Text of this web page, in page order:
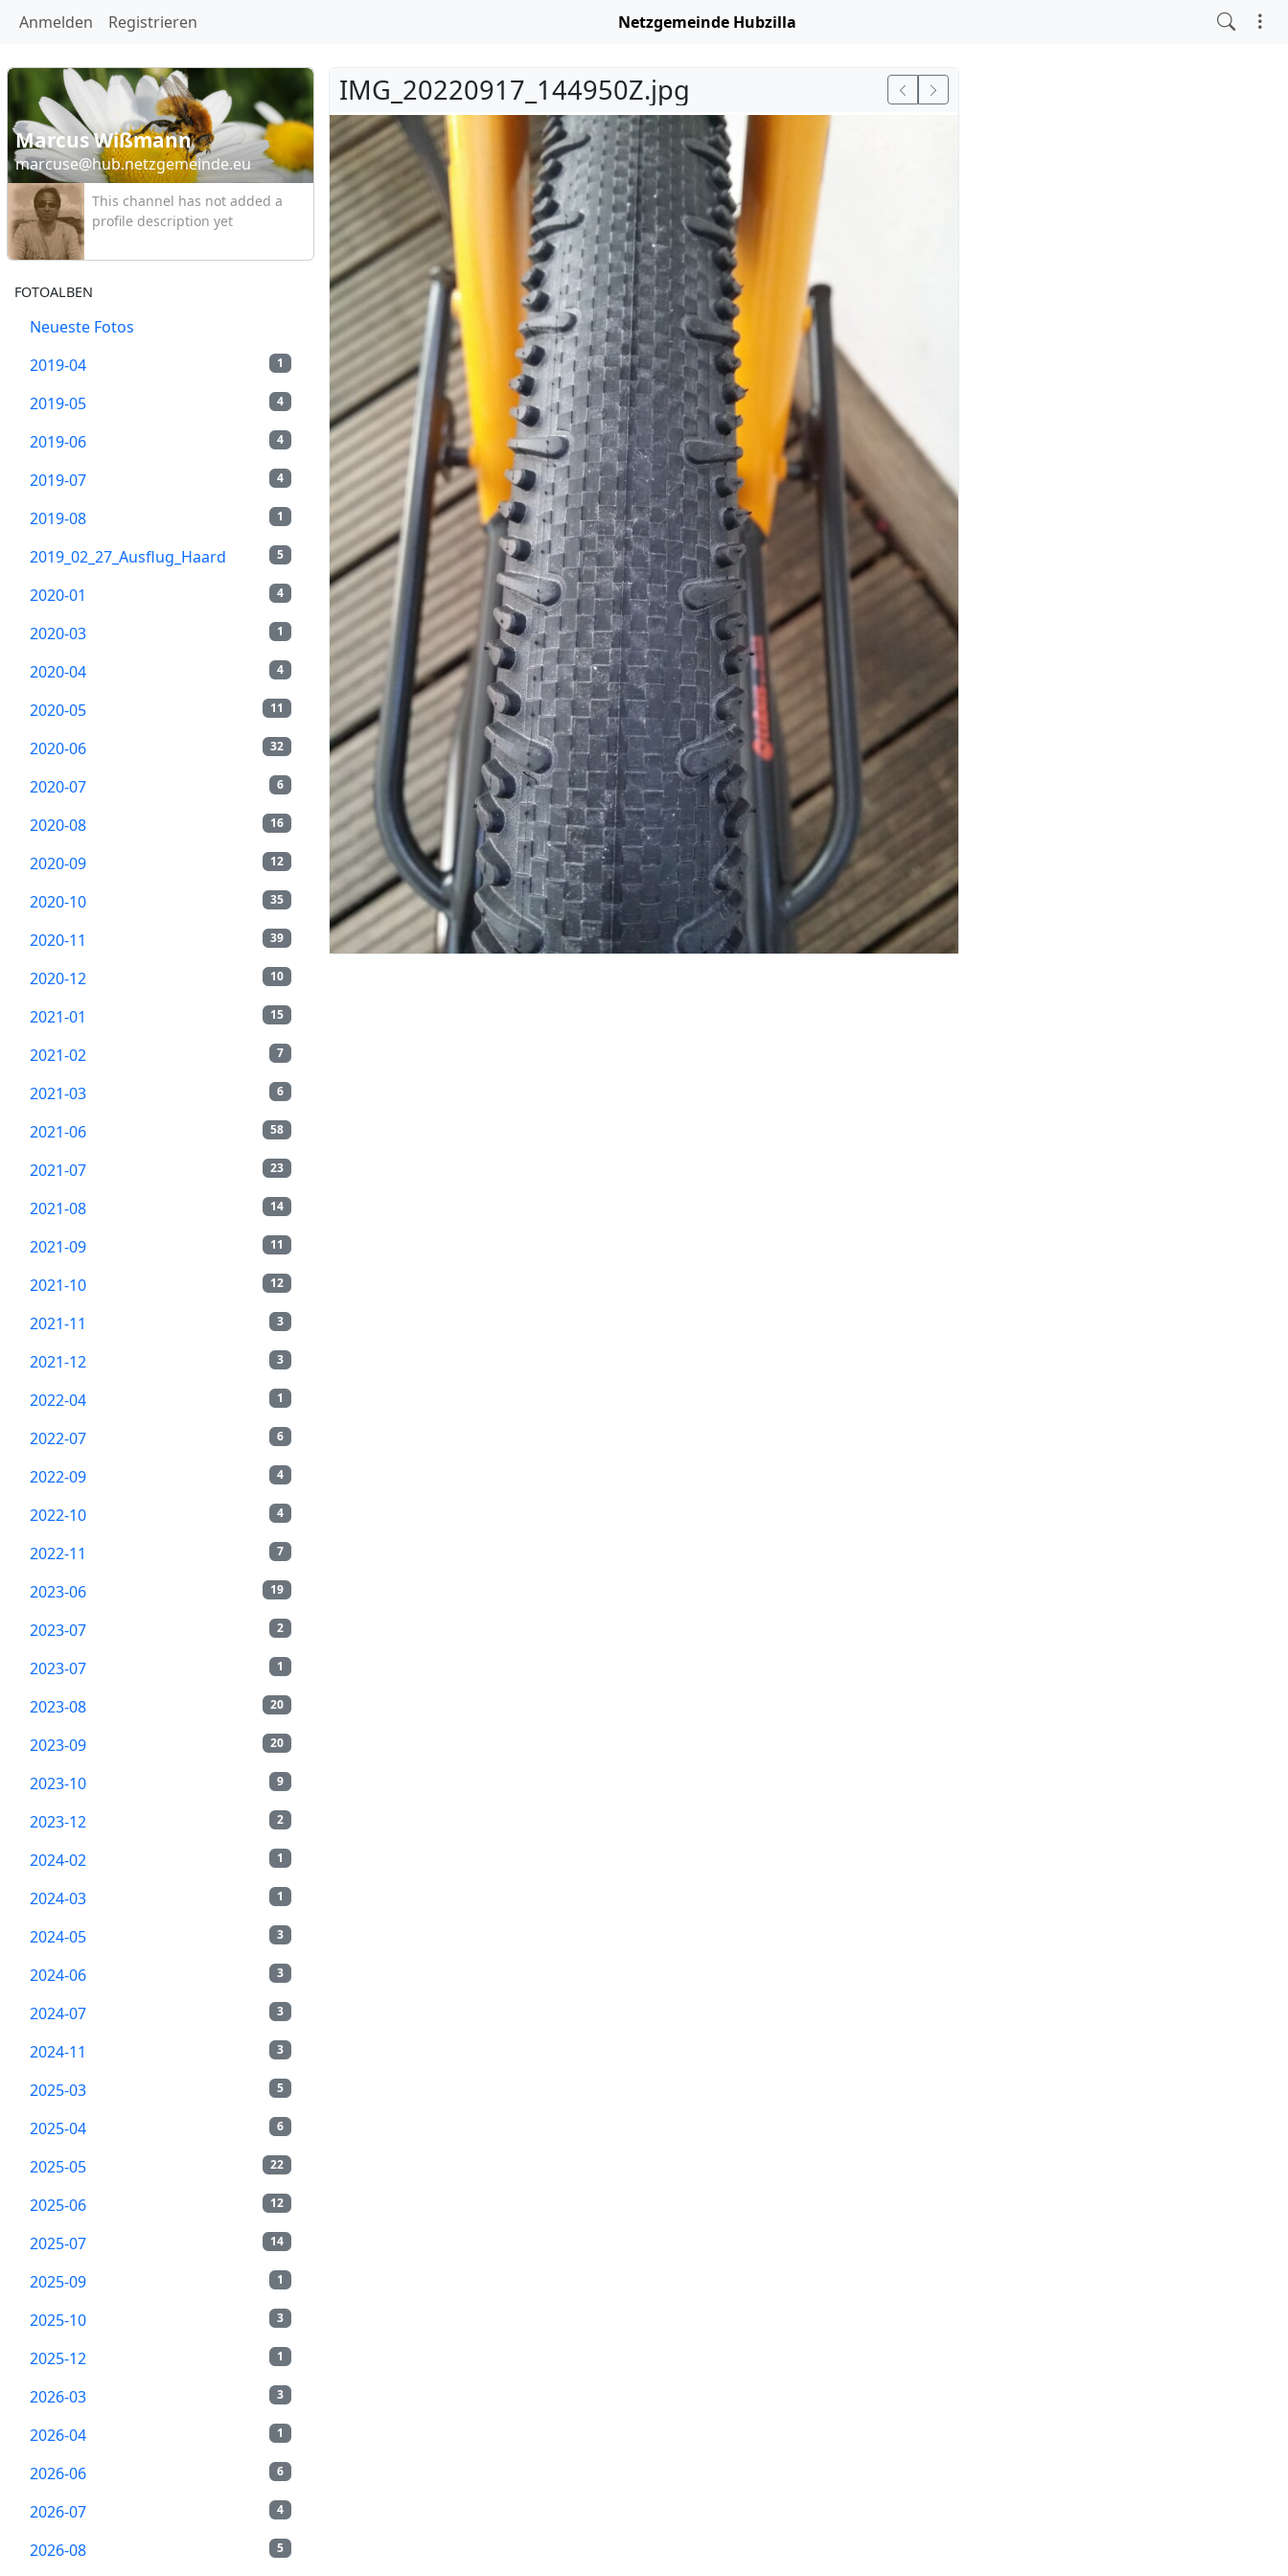
Anmelden Registrieren Netzgemeinde Hubzilla
Marcus Wißmann
marcuse@hub.netzgemeinde.eu
This channel has not added a
profile description yet
FOTOALBEN
Neueste Fotos
1
2019-04
4
2019-05
4
2019-06
4
2019-07
1
2019-08
5
2019_02_27_Ausflug_Haard
4
2020-01
1
2020-03
4
2020-04
11
2020-05
32
2020-06
6
2020-07
16
2020-08
12
2020-09
35
2020-10
39
2020-11
10
2020-12
15
2021-01
7
2021-02
6
2021-03
58
2021-06
23
2021-07
14
2021-08
11
2021-09
12
2021-10
3
2021-11
3
2021-12
1
2022-04
6
2022-07
4
2022-09
4
2022-10
7
2022-11
19
2023-06
2
2023-07
1
2023-07
20
2023-08
20
2023-09
9
2023-10
2
2023-12
1
2024-02
1
2024-03
3
2024-05
3
2024-06
3
2024-07
3
2024-11
5
2025-03
6
2025-04
22
2025-05
12
2025-06
14
2025-07
1
2025-09
3
2025-10
1
2025-12
3
2026-03
1
2026-04
6
2026-06
4
2026-07
5
2026-08
IMG_20220917_144950Z.jpg